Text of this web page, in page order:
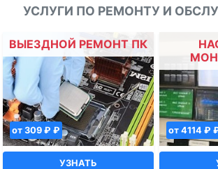
УСЛУГИ ПО РЕМОНТУ И
ВЫЕЗДНОЙ РЕМОНТ ПК
от 309 ₽ ₽
УЗНАТЬ
от 4114 ₽